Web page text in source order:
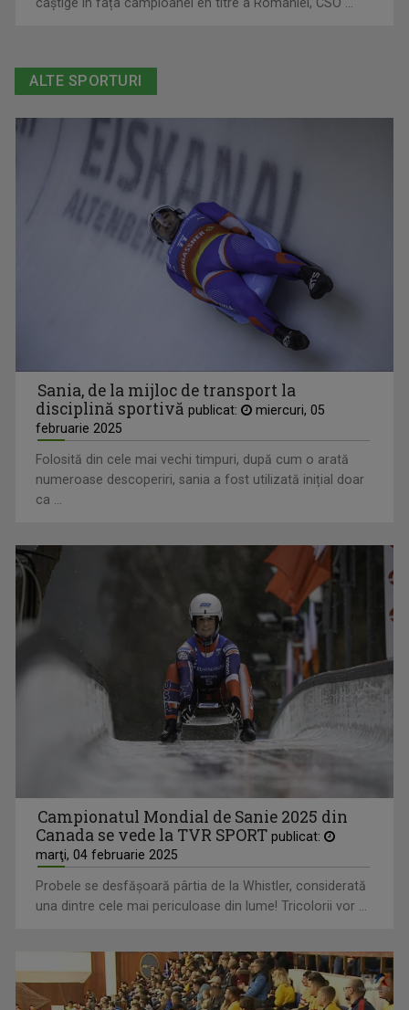
ALTE SPORTURI
Sania, de la mijloc de transport la
disciplină sportivă publicat:
miercuri, 05
februarie 2025
Folosită din cele mai vechi timpuri, după cum o arată
numeroase descoperiri, sania a fost utilizată inițial doar
ca ...
Campionatul Mondial de Sanie 2025 din
Canada se vede la TVR SPORTpublicat:
marţi, 04 februarie 2025
Probele se desfăşoară pârtia de la Whistler, considerată
una dintre cele mai periculoase din lume! Tricolorii vor ...